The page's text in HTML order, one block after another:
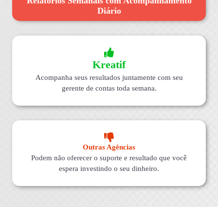
Diário
Kreatif
Acompanha seus resultados juntamente com seu
gerente de contas toda semana.
Outras Agências
Podem não oferecer o suporte e resultado que você
espera investindo o seu dinheiro.